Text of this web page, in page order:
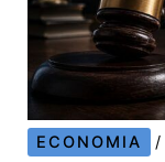
ECONOMIA /